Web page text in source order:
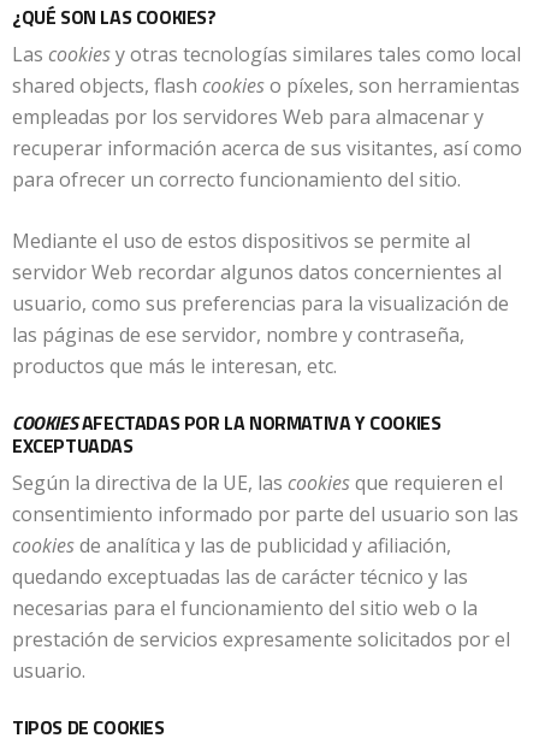
¿QUÉ SON LAS COOKIES?
Las cookiesy otras tecnologías similares tales como local
shared objects, flash cookieso píxeles, son herramientas
empleadas por los servidores Web para almacenar y
recuperar información acerca de sus visitantes, así como
para ofrecer un correcto funcionamiento del sitio.
Mediante el uso de estos dispositivos se permite al
servidor Web recordar algunos datos concernientes al
usuario, como sus preferencias para la visualización de
las páginas de ese servidor, nombre y contraseña,
productos que más le interesan, etc.
COOKIESAFECTADAS POR LA NORMATIVA Y COOKIES
EXCEPTUADAS
Según la directiva de la UE, las cookiesque requieren el
consentimiento informado por parte del usuario son las
cookiesde analítica y las de publicidad y afiliación,
quedando exceptuadas las de carácter técnico y las
necesarias para el funcionamiento del sitio web o la
prestación de servicios expresamente solicitados por el
usuario.
TIPOS DE COOKIES